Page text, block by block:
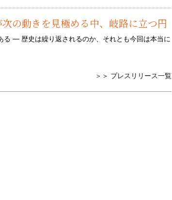
の動きを見極める中、岐路に立つ円
る — 歴史は繰り返されるのか、それとも今回は本当に
＞＞ プレスリリース一覧